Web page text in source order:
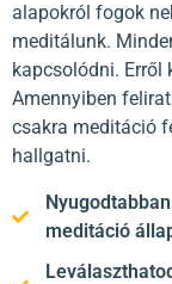
alapokról fogok
meditálunk.
kapcsolódni. Erről
Amennyiben
csakra meditáció
hallgatni.
meditáció